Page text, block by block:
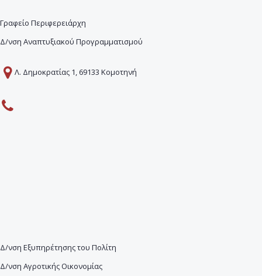
Γραφείο Περιφερειάρχη
Δ/νση Αναπτυξιακού Προγραμματισμού
Λ. Δημοκρατίας 1, 69133 Κομοτηνή
Δ/νση Εξυπηρέτησης του Πολίτη
Δ/νση Αγροτικής Οικονομίας